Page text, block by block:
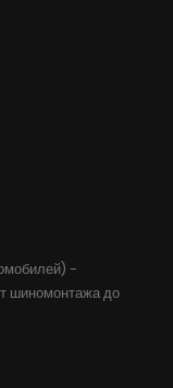
-
шиномонтажа до